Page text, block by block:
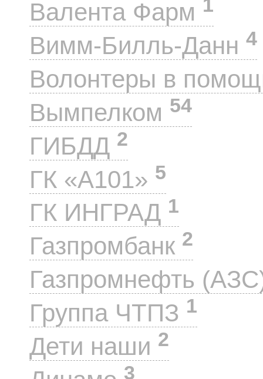
Валента Фарм 1
Вимм-Билль-Данн 4
Волонтеры в
Вымпелком 54
ГИБДД 2
ГК «А101» 5
ГК ИНГРАД 1
Газпромбанк 2
Газпромнефть
Группа ЧТПЗ 1
Дети наши 2
3